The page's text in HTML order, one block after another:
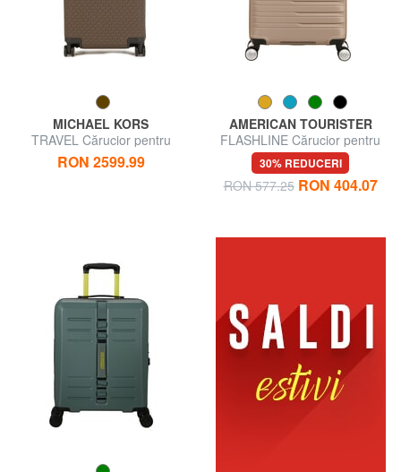
MICHAEL KORS
TRAVEL Cărucior pentru
bagaje de mână
RON 2599.99
AMERICAN TOURISTER
FLASHLINE Cărucior pentru
bagaje de mână
30% REDUCERI
RON 577.25 RON 404.07